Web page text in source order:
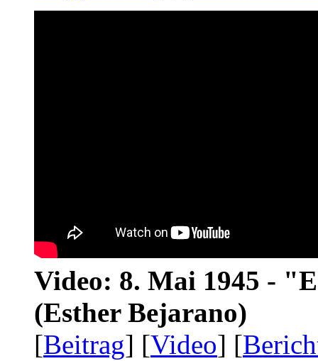
Video: 8. Mai 1945 -
(Esther Bejarano)
[Beitrag] [Video] [